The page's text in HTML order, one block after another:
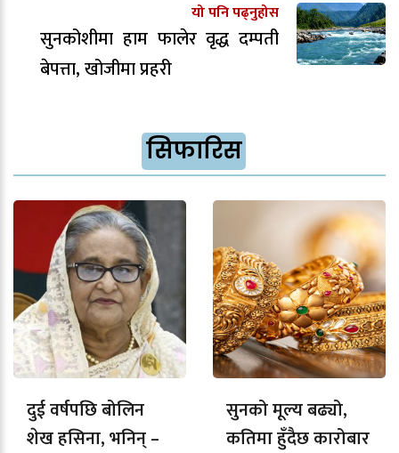
यो पनि पढ्नुहोस
सुनकोशीमा हाम फालेर वृद्ध दम्पती
बेपत्ता, खोजीमा प्रहरी
सिफारिस
दुई वर्षपछि बोलिन
शेख हसिना, भनिन् –
सुनको मूल्य बढ्यो,
कतिमा हुँदैछ कारोबार